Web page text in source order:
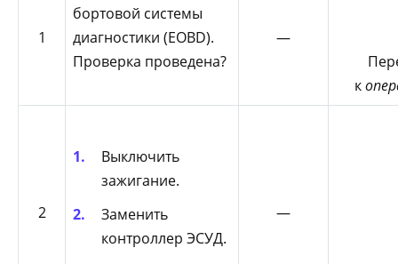
1
бортовой системы
диагностики (EOBD).
Проверка проведена?
—
к
2
Выключить
зажигание.
Заменить
контроллер ЭСУД.
—